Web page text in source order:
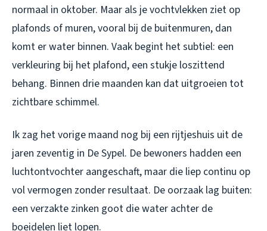
normaal in oktober. Maar als je vochtvlekken ziet op
plafonds of muren, vooral bij de buitenmuren, dan
komt er water binnen. Vaak begint het subtiel: een
verkleuring bij het plafond, een stukje loszittend
behang. Binnen drie maanden kan dat uitgroeien tot
zichtbare schimmel.
Ik zag het vorige maand nog bij een rijtjeshuis uit de
jaren zeventig in De Sypel. De bewoners hadden een
luchtontvochter aangeschaft, maar die liep continu op
vol vermogen zonder resultaat. De oorzaak lag buiten:
een verzakte zinken goot die water achter de
boeidelen liet lopen.